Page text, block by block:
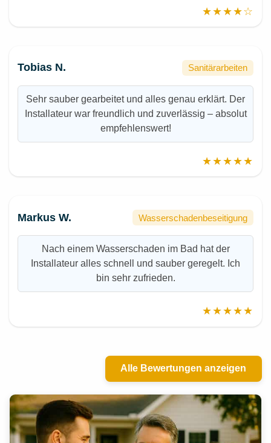
★★★★☆
Tobias N. Sanitärarbeiten
Sehr sauber gearbeitet und alles genau erklärt. Der
Installateur war freundlich und zuverlässig – absolut
empfehlenswert!
★★★★★
Markus W. Wasserschadenbeseitigung
Nach einem Wasserschaden im Bad hat der
Installateur alles schnell und sauber geregelt. Ich
bin sehr zufrieden.
★★★★★
Alle Bewertungen anzeigen